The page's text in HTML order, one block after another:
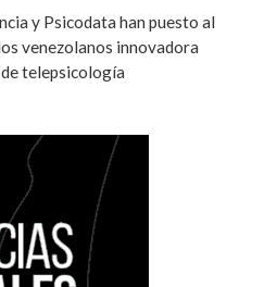
y Psicodata han puesto al
venezolanos innovadora
telepsicología